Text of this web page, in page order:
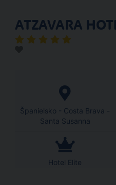
ATZAVARA
Španielsko - Costa Brava -
Santa Susanna
Hotel Elite